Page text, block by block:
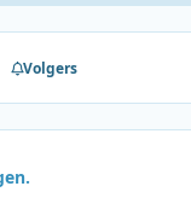
Volgers